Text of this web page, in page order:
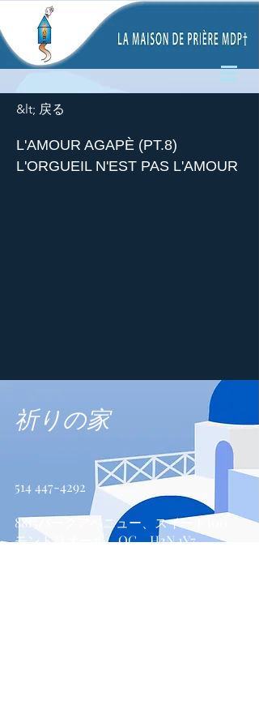
&lt; 戻る
L'AMOUR AGAPÈ (PT.8)
L'ORGUEIL N'EST PAS L'AMOUR
祈りの家
514 447-4292
8815パークアベニュー、スイート100
モントリオール、QC、H2N 1Y7